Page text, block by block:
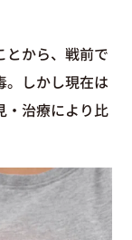
とから、戦前で
。しかし現在は
・治療により比